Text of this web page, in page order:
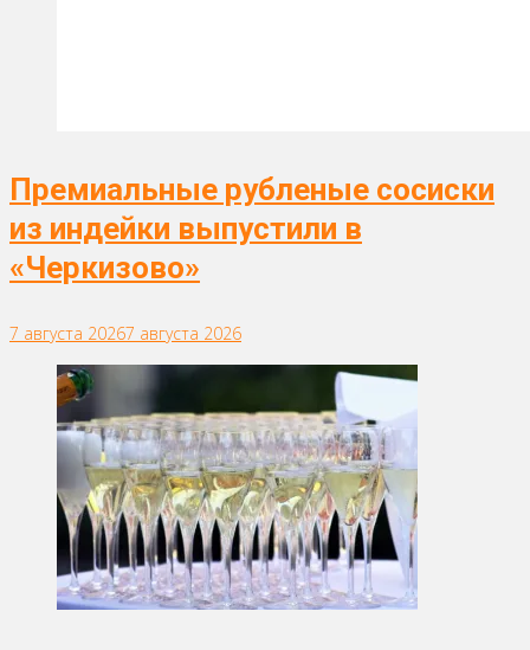
Премиальные рубленые сосиски
из индейки выпустили в
«Черкизово»
7 августа 20267 августа 2026